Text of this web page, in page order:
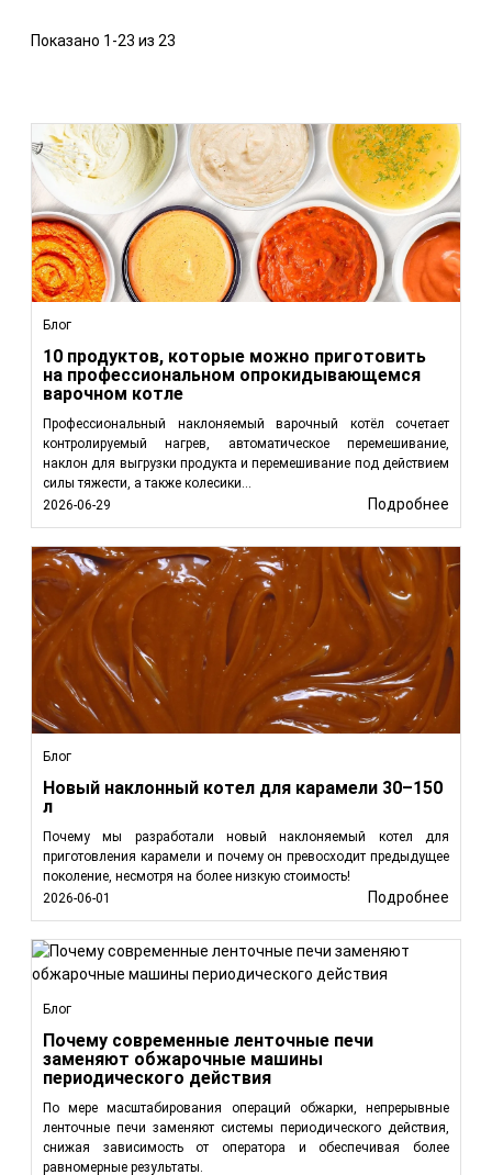
Показано 1-23 из 23
Блог
10 продуктов, которые можно приготовить
на профессиональном опрокидывающемся
варочном котле
Профессиональный наклоняемый варочный котёл сочетает
контролируемый нагрев, автоматическое перемешивание,
наклон для выгрузки продукта и перемешивание под действием
силы тяжести, а также колесики...
2026-06-29
Подробнее
Блог
Новый наклонный котел для карамели 30–150
л
Почему мы разработали новый наклоняемый котел для
приготовления карамели и почему он превосходит предыдущее
поколение, несмотря на более низкую стоимость!
2026-06-01
Подробнее
Блог
Почему современные ленточные печи
заменяют обжарочные машины
периодического действия
По мере масштабирования операций обжарки, непрерывные
ленточные печи заменяют системы периодического действия,
снижая зависимость от оператора и обеспечивая более
равномерные результаты.